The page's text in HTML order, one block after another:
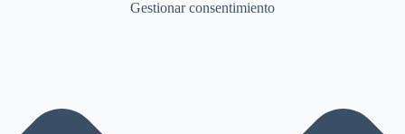
Gestionar consentimiento